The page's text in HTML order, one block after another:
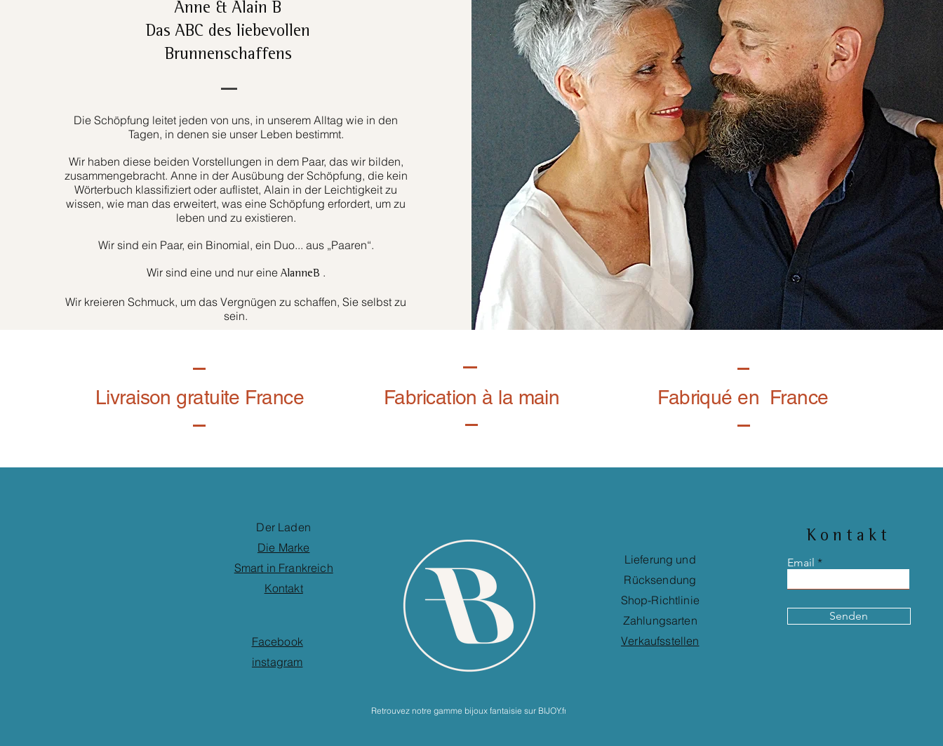
Anne & Alain B
Das ABC des liebevollen
Brunnenschaffens
Die Schöpfung leitet jeden von uns, in unserem Alltag wie in den
Tagen, in denen sie unser Leben bestimmt.
Wir haben diese beiden Vorstellungen in dem Paar, das wir bilden,
zusammengebracht. Anne in der Ausübung der Schöpfung, die kein
Wörterbuch klassifiziert oder auflistet, Alain in der Leichtigkeit zu
wissen, wie man das erweitert, was eine Schöpfung erfordert, um zu
leben und zu existieren.
Wir sind ein Paar, ein Binomial, ein Duo... aus „Paaren“.
Wir sind eine und nur eine AlanneB .
Wir kreieren Schmuck, um das Vergnügen zu schaffen, Sie selbst zu
sein.
Livraison gratuite France Fabrication à la main Fabriqué en France
Der Laden
Die Marke
Smart in Frankreich
Kontakt
Facebook
instagram
Retrouvez notre gamme bijoux fantaisie sur BIJOY.fr
Lieferung und
Rücksendung
Shop-Richtlinie
Zahlungsarten
Verkaufsstellen
Kontakt
Email
Senden